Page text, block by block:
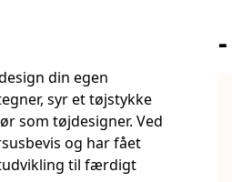
din egen
syr et tøjstykke
som tøjdesigner. Ved
og har fået
til færdigt
-